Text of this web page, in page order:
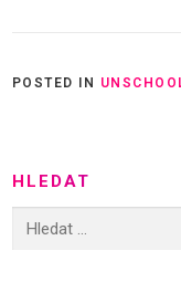
POSTED IN
HLEDAT